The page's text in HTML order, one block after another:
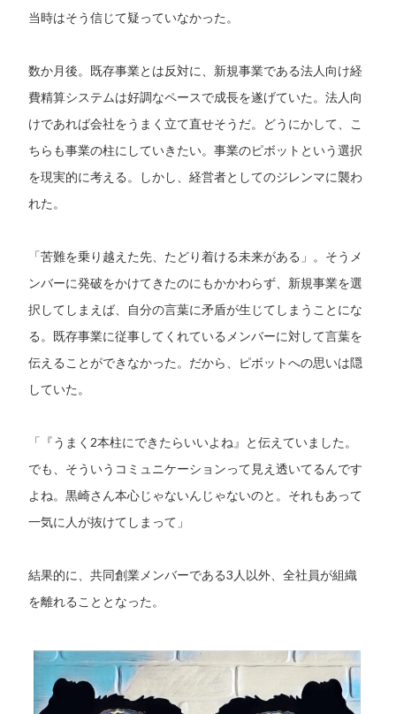
当時はそう信じて疑っていなかった。
数か月後。既存事業とは反対に、新規事業である法人向け経
費精算システムは好調なペースで成長を遂げていた。法人向
けであれば会社をうまく立て直せそうだ。どうにかして、こ
ちらも事業の柱にしていきたい。事業のピボットという選択
を現実的に考える。しかし、経営者としてのジレンマに襲わ
れた。
「苦難を乗り越えた先、たどり着ける未来がある」。そうメ
ンバーに発破をかけてきたのにもかかわらず、新規事業を選
択してしまえば、自分の言葉に矛盾が生じてしまうことにな
る。既存事業に従事してくれているメンバーに対して言葉を
伝えることができなかった。だから、ピボットへの思いは隠
していた。
「『うまく2本柱にできたらいいよね』と伝えていました。
でも、そういうコミュニケーションって見え透いてるんです
よね。黒崎さん本心じゃないんじゃないのと。それもあって
一気に人が抜けてしまって」
結果的に、共同創業メンバーである3人以外、全社員が組織
を離れることとなった。